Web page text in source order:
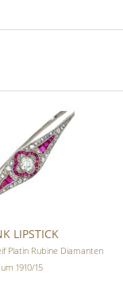
LIPSTICK
Platin Rubine Diamanten
um 1910/15